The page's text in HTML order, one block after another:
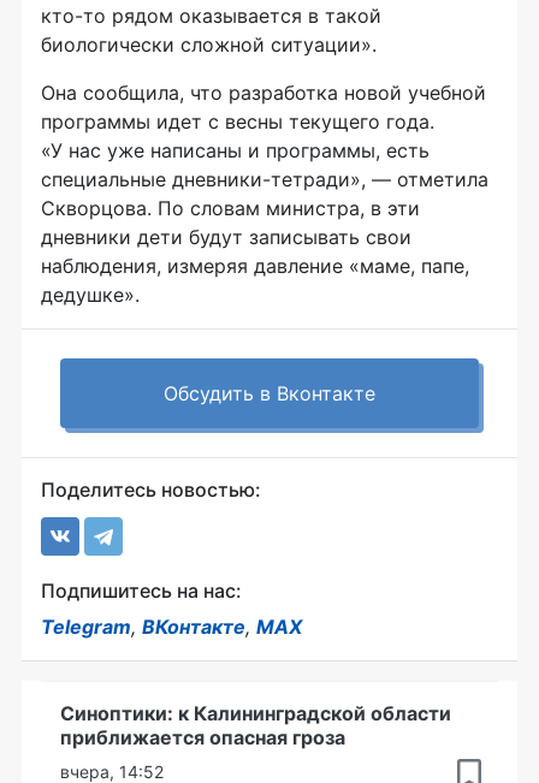
кто-то рядом оказывается в такой
биологически сложной ситуации».
Она сообщила, что разработка новой учебной
программы идет с весны текущего года.
«У нас уже написаны и программы, есть
специальные дневники-тетради», — отметила
Скворцова. По словам министра, в эти
дневники дети будут записывать свои
наблюдения, измеряя давление «маме, папе,
дедушке».
Обсудить в Вконтакте
Поделитесь новостью:
Подпишитесь на нас:
Telegram, ВКонтакте, MAX
Синоптики: к Калининградской области
приближается опасная гроза
вчера, 14:52